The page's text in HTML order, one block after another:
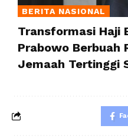
BERITA NASIONAL
Transformasi Haji
Prabowo Berbuah
Jemaah Tertinggi